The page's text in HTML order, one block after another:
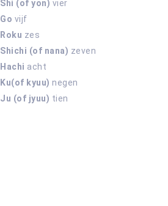
Shi (of yon) vier
Go vijf
Roku zes
Shichi (of nana) zeven
Hachi acht
Ku(of kyuu) negen
Ju (of jyuu) tien